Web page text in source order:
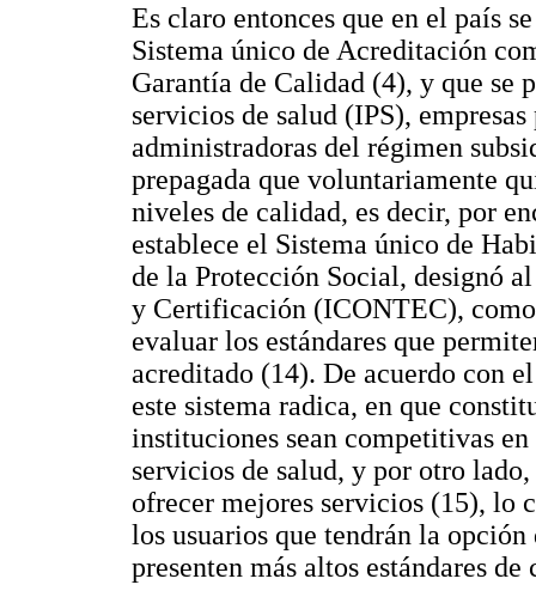
Es claro entonces que en el país
Sistema único de Acreditación
Garantía de Calidad (4), y que se
servicios de salud (IPS),
administradoras del régimen
prepagada que voluntariamente
niveles de calidad, es decir, por
establece el Sistema único de
de la Protección Social, designó
y Certificación (ICONTEC),
evaluar los estándares que
acreditado (14). De acuerdo con
este sistema radica, en que
instituciones sean competitivas
servicios de salud, y por otro
ofrecer mejores servicios (15), lo
los usuarios que tendrán la
presenten más altos estándares